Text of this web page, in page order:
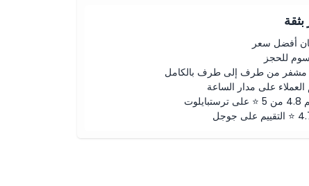
أفضل سعر
للحجز
مشفر من طرف إلى طرف بالكامل
على مدار الساعة
جوجل